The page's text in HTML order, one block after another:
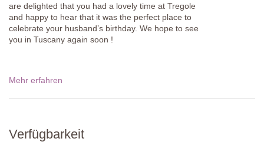
are delighted that you had a lovely time at Tregole
and happy to hear that it was the perfect place to
celebrate your husband’s birthday. We hope to see
you in Tuscany again soon !
Mehr erfahren
Verfügbarkeit